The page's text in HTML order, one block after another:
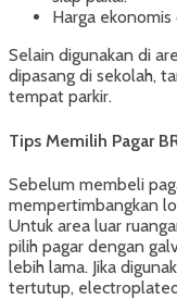
Harga
Selain digunakan di
dipasang di sekolah,
tempat parkir.
Tips Memilih Pagar
Sebelum membeli
mempertimbangkan
Untuk area luar
pilih pagar dengan
lebih lama. Jika
tertutup,